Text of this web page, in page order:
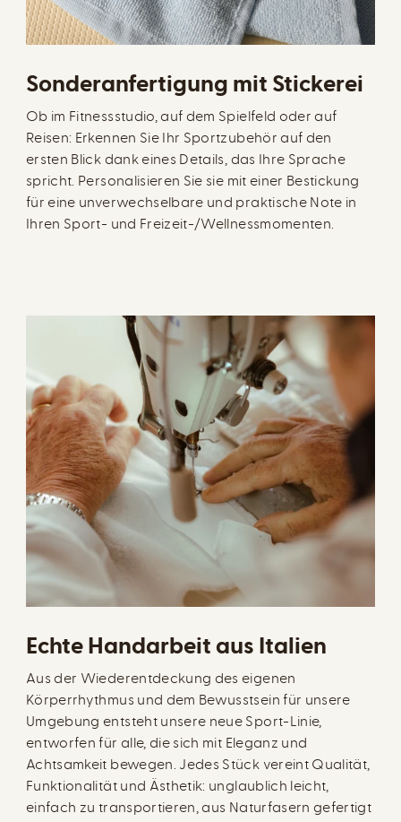
Sonderanfertigung mit Stickerei
Ob im Fitnessstudio, auf dem Spielfeld oder auf
Reisen: Erkennen Sie Ihr Sportzubehör auf den
ersten Blick dank eines Details, das Ihre Sprache
spricht. Personalisieren Sie sie mit einer Bestickung
für eine unverwechselbare und praktische Note in
Ihren Sport- und Freizeit-/Wellnessmomenten.
Echte Handarbeit aus Italien
Aus der Wiederentdeckung des eigenen
Körperrhythmus und dem Bewusstsein für unsere
Umgebung entsteht unsere neue Sport-Linie,
entworfen für alle, die sich mit Eleganz und
Achtsamkeit bewegen. Jedes Stück vereint Qualität,
Funktionalität und Ästhetik: unglaublich leicht,
einfach zu transportieren, aus Naturfasern gefertigt